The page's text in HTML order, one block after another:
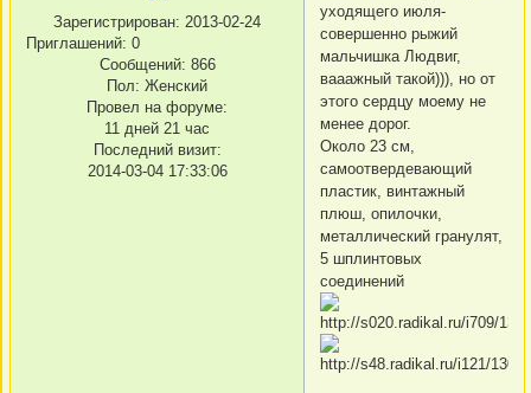
Зарегистрирован: 2013-02-24
Приглашений: 0
Сообщений: 866
Пол: Женский
Провел на форуме:
11 дней 21 час
Последний визит:
2014-03-04 17:33:06
уходящего июля-
совершенно рыжий
мальчишка Людвиг,
вааажный такой))), но от
этого сердцу моему не
менее дорог.
Около 23 см,
самоотвердевающий
пластик, винтажный
плюш, опилочки,
металлический гранулят,
5 шплинтовых
соединений